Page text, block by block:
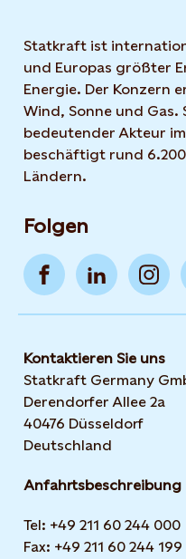
Statkraft ist
und Europas größter
Energie. Der Konzern
Wind, Sonne und
bedeutender Akteur
beschäftigt rund
Ländern.
Folgen
Kontaktieren Sie uns
Statkraft Germany
Derendorfer Allee 2a
40476 Düsseldorf
Deutschland
Anfahrtsbeschreibung
Tel: +49 211 60 244 000
Fax: +49 211 60 244 199